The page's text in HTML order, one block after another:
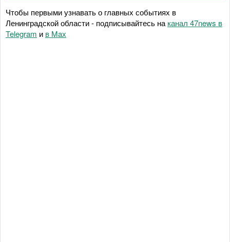
Чтобы первыми узнавать о главных событиях в
Ленинградской области - подписывайтесь на канал 47news в
Telegram и в Maх